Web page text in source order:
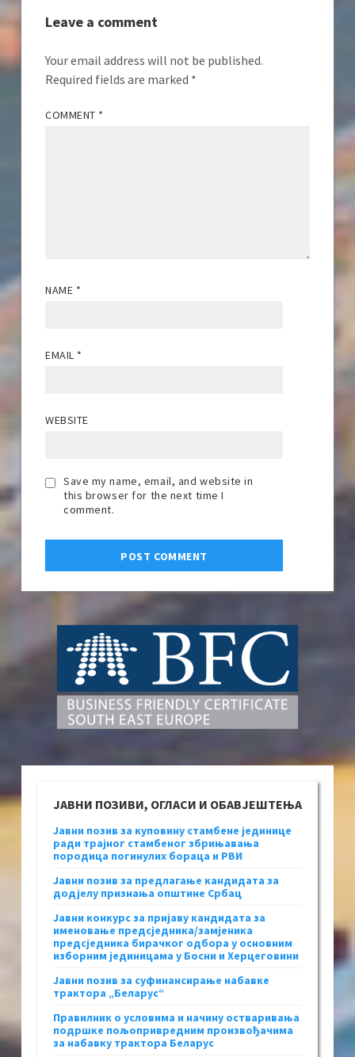
Leave a comment
Your email address will not be published.
Required fields are marked *
COMMENT *
NAME *
EMAIL *
WEBSITE
Save my name, email, and website in
this browser for the next time I
comment.
ЈАВНИ ПОЗИВИ, ОГЛАСИ И ОБАВЈЕШТЕЊА
Јавни позив за куповину стамбене јединице
ради трајног стамбеног збрињавања
породица погинулих бораца и РВИ
Јавни позив за предлагање кандидата за
додјелу признања општине Србац
Јавни конкурс за пријаву кандидата за
именовање предсједника/замјеника
предсједника бирачког одбора у основним
изборним јединицама у Босни и Херцеговини
Јавни позив за суфинансирање набавке
трактора „Беларус“
Правилник о условима и начину остваривања
подршке пољопривредним произвођачима
за набавку трактора Беларус